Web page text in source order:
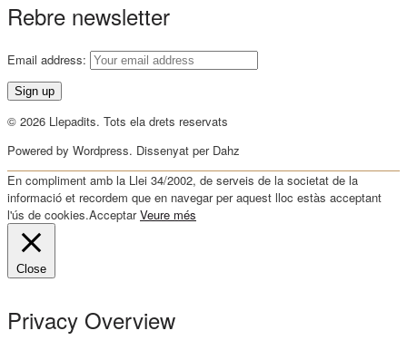
Rebre newsletter
Email address:
© 2026 Llepadits. Tots ela drets reservats
Powered by Wordpress. Dissenyat per Dahz
En compliment amb la Llei 34/2002, de serveis de la societat de la
informació et recordem que en navegar per aquest lloc estàs acceptant
l'ús de cookies.Acceptar Veure més
Close
Privacy Overview